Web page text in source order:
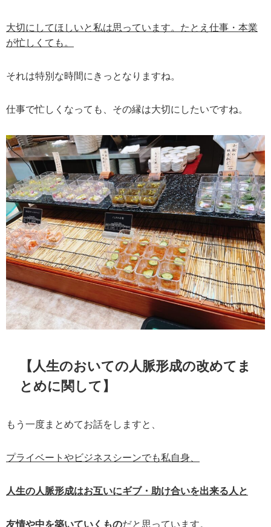
大切にしてほしいと私は思っています。たとえ仕事・本業
が忙しくても。
それは特別な時間にきっとなりますね。
仕事で忙しくなっても、その縁は大切にしたいですね。
【人生のおいての人脈形成の改めてま
とめに関して】
もう一度まとめてお話をしますと、
プライベートやビジネスシーンでも私自身、
人生の人脈形成はお互いにギブ・助け合いを出来る人と
友情や中を築いていくものだと思っています。